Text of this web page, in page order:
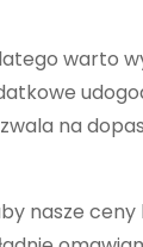
warto
na
nasze ceny